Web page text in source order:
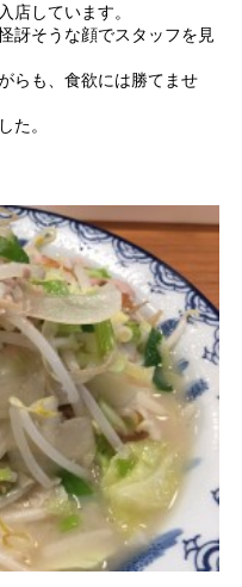
店しています。
訝そうな顔でスタッフを見
らも、食欲には勝てませ
た。